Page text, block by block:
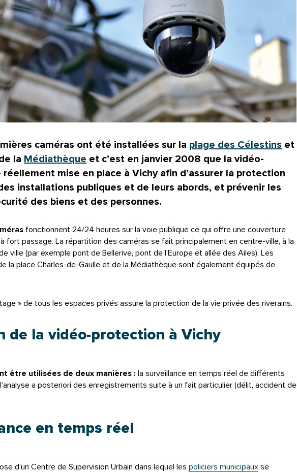
caméras ont été installées sur la plage des Célestins et
la Médiathèque et c’est en janvier 2008 que la vidéo-
réellement mise en place à Vichy afin d’assurer la protection
installations publiques et de leurs abords, et prévenir les
des biens et des personnes.
fonctionnent 24/24 heures sur la voie publique ce qui offre une couverture
fort passage. La répartition des caméras se fait principalement en centre-ville, à la
ville (par exemple pont de Bellerive, pont de l’Europe et allée des Ailes). Les
la place Charles-de-Gaulle et de la Médiathèque sont également équipés de
» de tous les espaces privés assure la protection de la vie privée des riverains.
de la vidéo-protection à Vichy
être utilisées de deux manières : la surveillance en temps réel de différents
a posteriori des enregistrements suite à un fait particulier (délit, accident de
en temps réel
d’un Centre de Supervision Urbain dans lequel les policiers municipaux se